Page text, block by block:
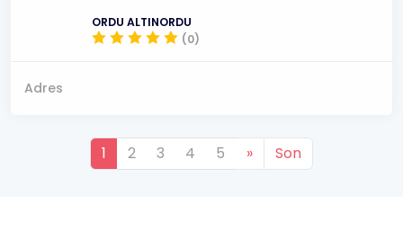
ORDU ALTINORDU
(0)
Adres
1 2 3 4 5 » Son